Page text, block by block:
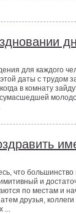
для каждого
даты с трудом
в комнату
что
и
по местам и
друзья,
...